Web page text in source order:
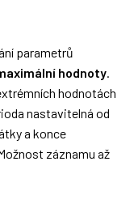
parametrů
hodnoty.
hodnotách
nastavitelná od
a konce
záznamu až